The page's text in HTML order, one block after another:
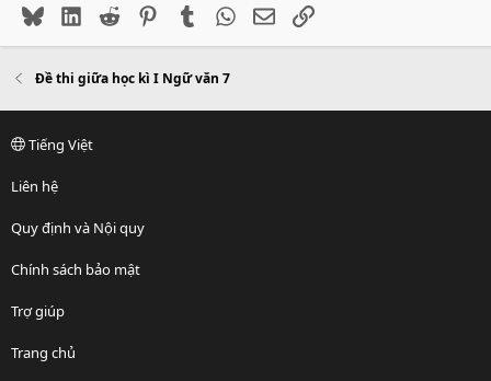
BlueskyLinkedIn
Reddit PinterestTumblr WhatsApp
EmailLink
Đề thi giữa học kì I Ngữ văn 7
Tiếng Việt
Liên hệ
Quy định và Nội quy
Chính sách bảo mật
Trợ giúp
Trang chủ